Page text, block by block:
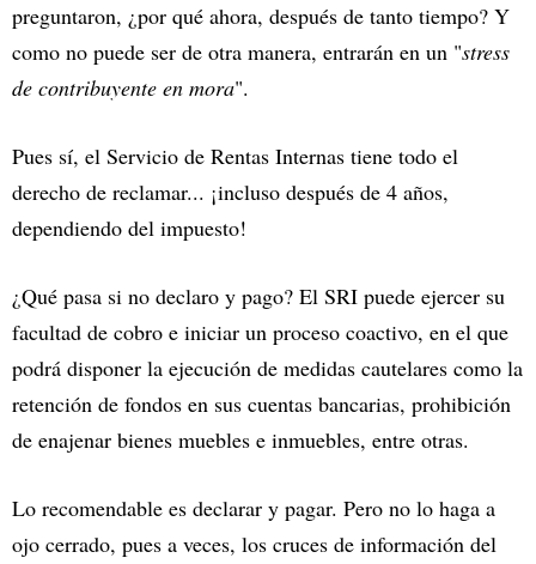
preguntaron, ¿por qué ahora, después de tanto tiempo? Y
como no puede ser de otra manera, entrarán en un "stress
de contribuyente en mora".
Pues sí, el Servicio de Rentas Internas tiene todo el
derecho de reclamar... ¡incluso después de 4 años,
dependiendo del impuesto!
¿Qué pasa si no declaro y pago? El SRI puede ejercer su
facultad de cobro e iniciar un proceso coactivo, en el que
podrá disponer la ejecución de medidas cautelares como la
retención de fondos en sus cuentas bancarias, prohibición
de enajenar bienes muebles e inmuebles, entre otras.
Lo recomendable es declarar y pagar. Pero no lo haga a
ojo cerrado, pues a veces, los cruces de información del